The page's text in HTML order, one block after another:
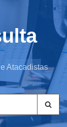
Atacadistas